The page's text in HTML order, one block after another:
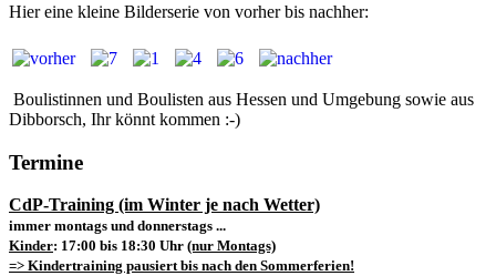
Hier eine kleine Bilderserie von vorher bis nachher:
Boulistinnen und Boulisten aus Hessen und Umgebung sowie aus
Dibborsch, Ihr könnt kommen :-)
Termine
CdP-Training (im Winter je nach Wetter)
immer montags und donnerstags ...
Kinder: 17:00 bis 18:30 Uhr (nur Montags)
=> Kindertraining pausiert bis nach den Sommerferien!